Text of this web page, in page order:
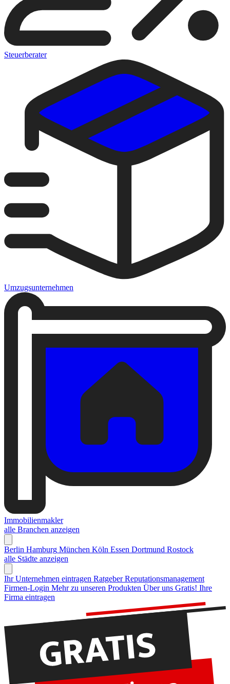
Steuerberater
Umzugsunternehmen
Immobilienmakler
alle Branchen anzeigen
Berlin Hamburg München Köln Essen Dortmund Rostock
alle Städte anzeigen
Ihr Unternehmen eintragen Ratgeber Reputationsmanagement
Firmen-Login Mehr zu unseren Produkten Über uns Gratis! Ihre
Firma eintragen